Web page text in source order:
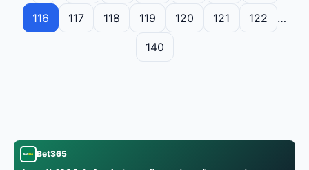
116 117 118 119 120 121 122 …
140
Bet365